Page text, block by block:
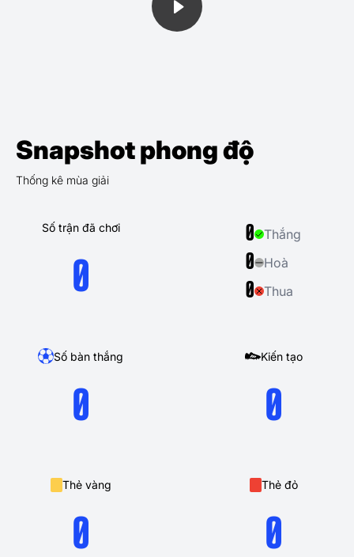
Snapshot phong độ
Thống kê mùa giải
Số trận đã chơi
0
Số bàn thắng
0
Kiến tạo
0
Thẻ vàng
0
Thẻ đỏ
0
0 Thắng
0 Hoà
0 Thua